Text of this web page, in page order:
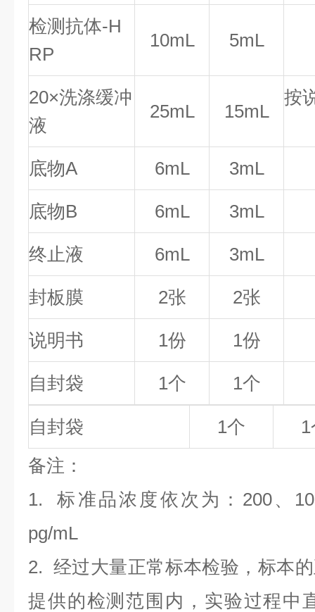
检测抗体-H
RP
10mL 5mL
20×洗涤缓冲
液
25mL 15mL
按
底物A 6mL 3mL
底物B 6mL 3mL
终止液 6mL 3mL
封板膜 2张 2张
说明书 1份 1份
自封袋 1个 1个
自封袋 1个
备注 ：
1.标准品浓度依次为：200、
pg/mL
2. 经过大量正常标本检验，标本
提供的检测范围内，实验过程中